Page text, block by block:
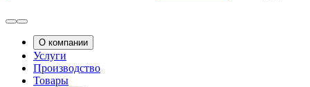
О компании
Услуги
Производство
Товары